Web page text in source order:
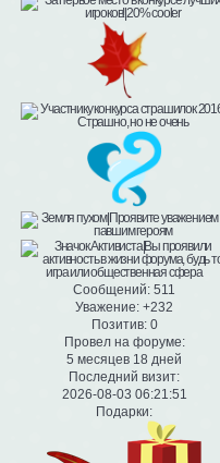
Сообщений: 511
Уважение: +232
Позитив: 0
Провел на форуме:
5 месяцев 18 дней
Последний визит:
2026-08-03 06:21:51
Подарки: